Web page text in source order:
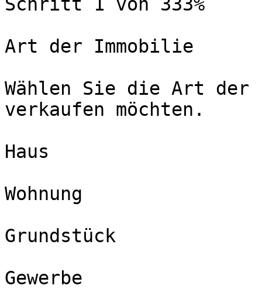
Art der Immobilie
Wählen Sie die Art
verkaufen möchten.
Haus
Wohnung
Grundstück
Gewerbe